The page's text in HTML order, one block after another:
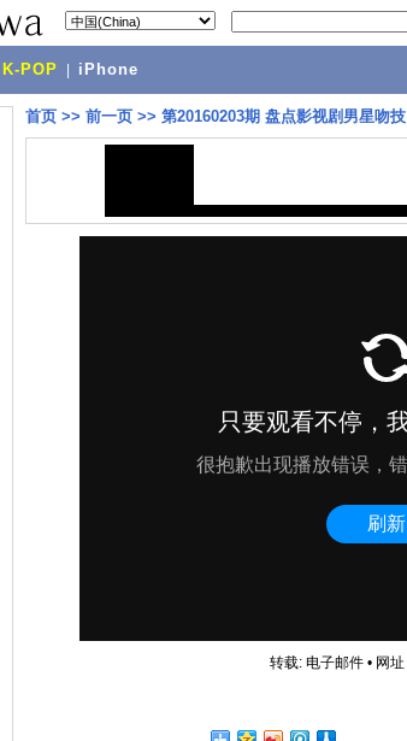
K-POP iPhone
首页 >> 前一页 >> 第20160203期 盘点影视剧男星吻技
转载: 电子邮件• 网址